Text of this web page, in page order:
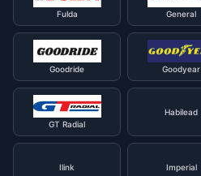
Fulda General
Goodride Goodyear
GT Radial
Habilead
Ilink
Imperial